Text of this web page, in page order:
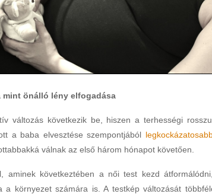
mint önálló lény elfogadása
változás következik be, hiszen a terhességi
a baba elvesztése szempontjából
válnak az első három hónapot követően.
aminek következtében a női test kezd
a környezet számára is. A testkép változását